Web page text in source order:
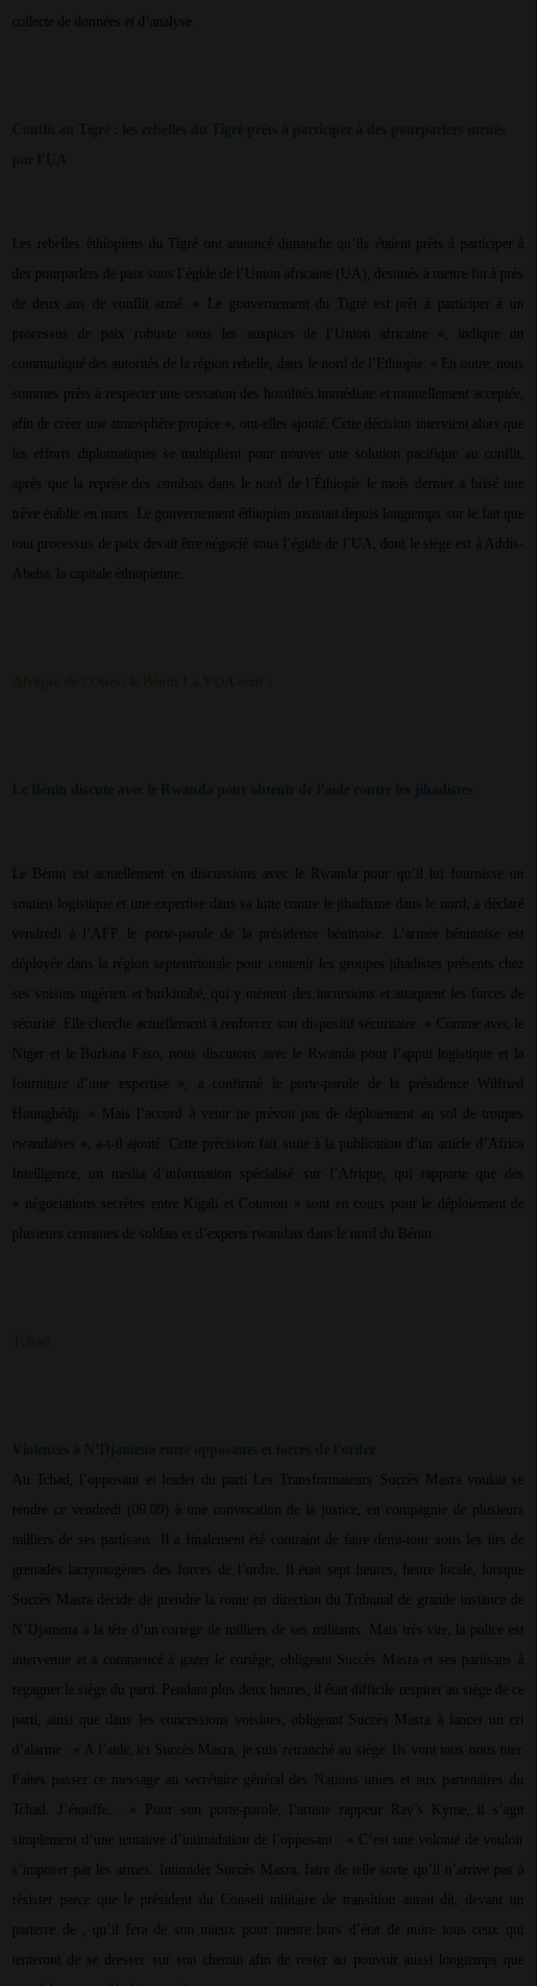
collecte de données et d’analyse.
Les rebelles éthiopiens du Tigré ont annoncé dimanche qu’ils étaient prêts à participer à
des pourparlers de paix sous l’égide de l’Union africaine (UA), destinés à mettre fin à près
de deux ans de conflit armé. « Le gouvernement du Tigré est prêt à participer à un
processus de paix robuste sous les auspices de l’Union africaine », indique un
communiqué des autorités de la région rebelle, dans le nord de l’Ethiopie. « En outre, nous
sommes prêts à respecter une cessation des hostilités immédiate et mutuellement acceptée,
afin de créer une atmosphère propice », ont-elles ajouté. Cette décision intervient alors que
les efforts diplomatiques se multiplient pour trouver une solution pacifique au conflit,
après que la reprise des combats dans le nord de l’Éthiopie le mois dernier a brisé une
trêve établie en mars. Le gouvernement éthiopien insistait depuis longtemps sur le fait que
tout processus de paix devait être négocié sous l’égide de l’UA, dont le siège est à Addis-
Abeba, la capitale éthiopienne.
Le Bénin est actuellement en discussions avec le Rwanda pour qu’il lui fournisse un
soutien logistique et une expertise dans sa lutte contre le jihadisme dans le nord, a déclaré
vendredi à l’AFP le porte-parole de la présidence béninoise. L’armée béninoise est
déployée dans la région septentrionale pour contenir les groupes jihadistes présents chez
ses voisins nigérien et burkinabé, qui y mènent des incursions et attaquent les forces de
sécurité. Elle cherche actuellement à renforcer son dispositif sécuritaire. « Comme avec le
Niger et le Burkina Faso, nous discutons avec le Rwanda pour l’appui logistique et la
fourniture d’une expertise », a confirmé le porte-parole de la présidence Wilfried
Houngbédji. « Mais l’accord à venir ne prévoit pas de déploiement au sol de troupes
rwandaises », a-t-il ajouté. Cette précision fait suite à la publication d’un article d’Africa
Intelligence, un média d’information spécialisé sur l’Afrique, qui rapporte que des
« négociations secrètes entre Kigali et Cotonou » sont en cours pour le déploiement de
plusieurs centaines de soldats et d’experts rwandais dans le nord du Bénin.
Au Tchad, l’opposant et leader du parti Les Transformateurs Succès Masra voulait se
rendre ce vendredi (09.09) à une convocation de la justice, en compagnie de plusieurs
milliers de ses partisans. Il a finalement été contraint de faire demi-tour sous les tirs de
grenades lacrymogènes des forces de l’ordre. Il était sept heures, heure locale, lorsque
Succès Masra décide de prendre la route en direction du Tribunal de grande instance de
N’Djamena à la tête d’un cortège de milliers de ses militants. Mais très vite, la police est
intervenue et a commencé à gazer le cortège, obligeant Succès Masra et ses partisans à
regagner le siège du parti. Pendant plus deux heures, il était difficile respirer au siège de ce
parti, ainsi que dans les concessions voisines, obligeant Succès Masra à lancer un cri
d’alarme : « A l’aide, ici Succès Masra, je suis retranché au siège. Ils vont tous nous tuer.
Faites passer ce message au secrétaire général des Nations unies et aux partenaires du
Tchad. J’étouffe… » Pour son porte-parole, l’artiste rappeur Ray’s Kyme, il s’agit
simplement d’une tentative d’intimidation de l’opposant : « C’est une volonté de vouloir
s’imposer par les armes. Intimider Succès Masra, faire de telle sorte qu’il n’arrive pas à
résister parce que le président du Conseil militaire de transition aurait dit, devant un
parterre de , qu’il fera de son mieux pour mettre hors d’état de nuire tous ceux qui
tenteront de se dresser sur son chemin afin de rester au pouvoir aussi longtemps que